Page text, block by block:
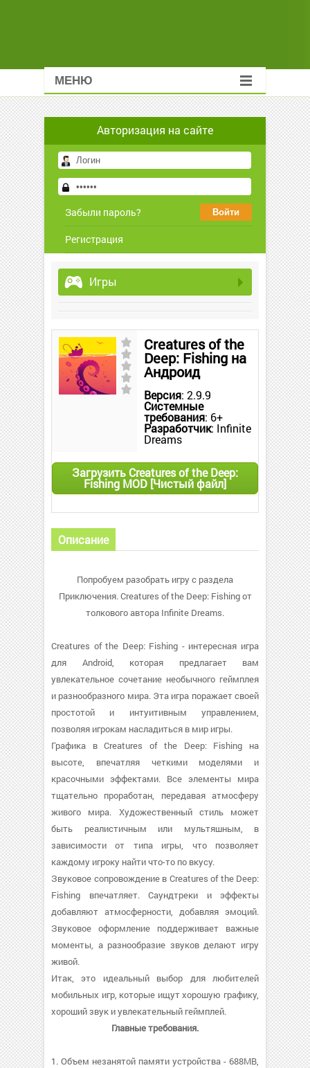
МЕНЮ
Авторизация на сайте
Забыли пароль?
Регистрация
Игры
Creatures of the
Deep: Fishing на
Андроид
Версия: 2.9.9
Системные
требования: 6+
Разработчик: Infinite
Dreams
Загрузить Creatures of the Deep:
Fishing MOD [Чистый файл]
Описание
Попробуем разобрать игру с раздела
Приключения. Creatures of the Deep: Fishing от
толкового автора Infinite Dreams.
Creatures of the Deep: Fishing - интересная игра
для Android, которая предлагает вам
увлекательное сочетание необычного геймплея
и разнообразного мира. Эта игра поражает своей
простотой и интуитивным управлением,
позволяя игрокам насладиться в мир игры.
Графика в Creatures of the Deep: Fishing на
высоте, впечатляя четкими моделями и
красочными эффектами. Все элементы мира
тщательно проработан, передавая атмосферу
живого мира. Художественный стиль может
быть реалистичным или мультяшным, в
зависимости от типа игры, что позволяет
каждому игроку найти что-то по вкусу.
Звуковое сопровождение в Creatures of the Deep:
Fishing впечатляет. Саундтреки и эффекты
добавляют атмосферности, добавляя эмоций.
Звуковое оформление поддерживает важные
моменты, а разнообразие звуков делают игру
живой.
Итак, это идеальный выбор для любителей
мобильных игр, которые ищут хорошую графику,
хороший звук и увлекательный геймплей.
Главные требования.
1. Объем незанятой памяти устройства - 688MB,